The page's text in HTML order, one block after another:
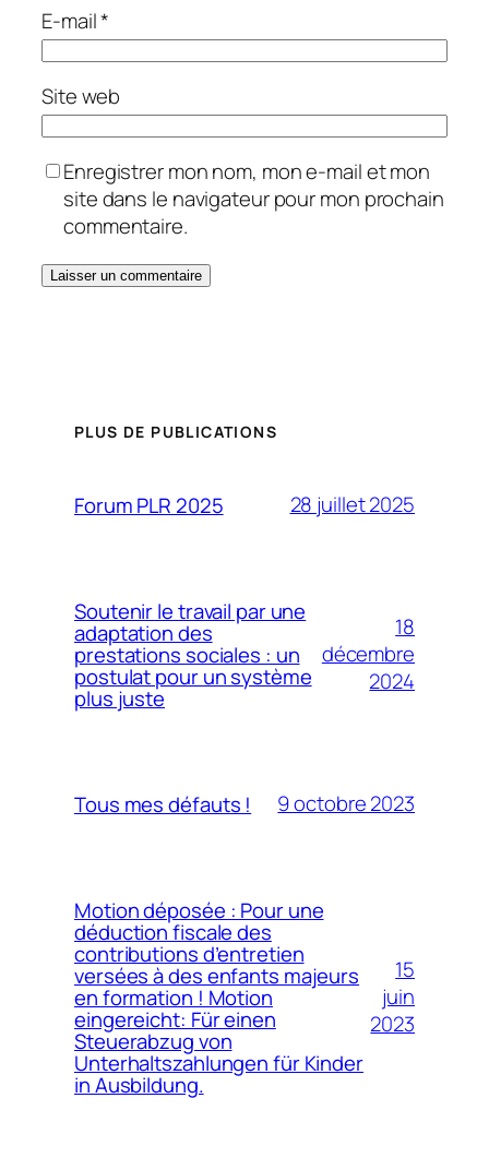
E-mail*
Site web
Enregistrer mon nom, mon e-mail et mon
site dans le navigateur pour mon prochain
commentaire.
PLUS DE PUBLICATIONS
Forum PLR 2025 28 juillet 2025
Soutenir le travail par une
adaptation des
prestations sociales : un
postulat pour un système
plus juste
18
décembre
2024
Tous mes défauts ! 9 octobre 2023
Motion déposée : Pour une
déduction fiscale des
contributions d’entretien
versées à des enfants majeurs
en formation ! Motion
eingereicht: Für einen
Steuerabzug von
Unterhaltszahlungen für Kinder
in Ausbildung.
15
juin
2023